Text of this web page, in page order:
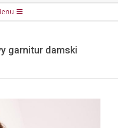
garnitur damski